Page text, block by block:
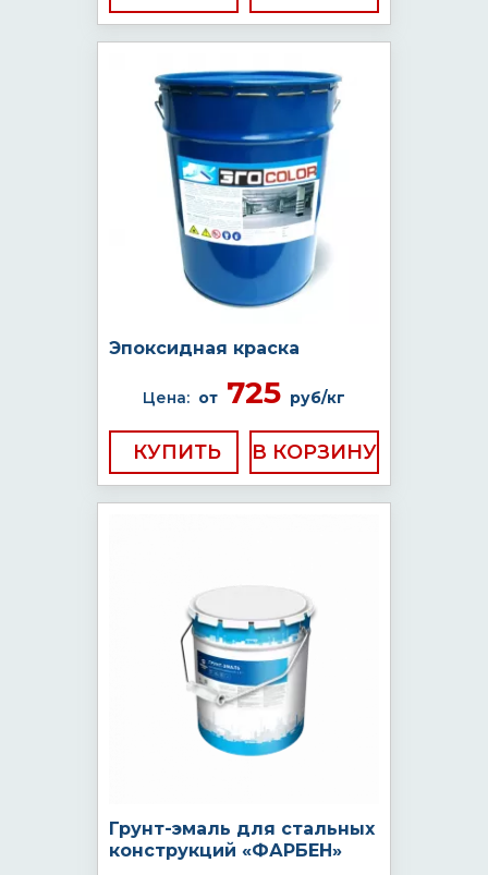
Эпоксидная краска
Цена: от 725 руб/кг
КУПИТЬ
Грунт-эмаль для стальных
конструкций «ФАРБЕН»